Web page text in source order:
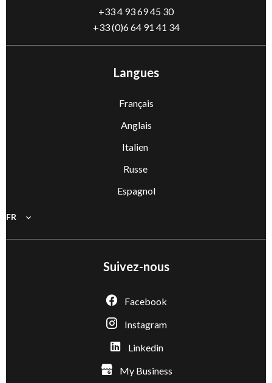
+33 4 93 69 45 30
+33 (0)6 64 91 41 34
Langues
Français
Anglais
Italien
Russe
Espagnol
FR
Suivez-nous
Facebook
Instagram
Linkedin
My Business